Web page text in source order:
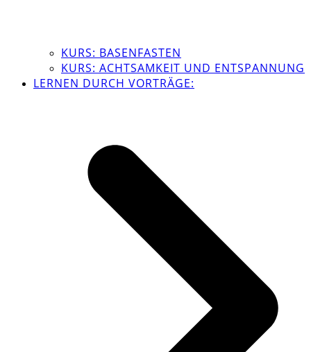
KURS: BASENFASTEN
KURS: ACHTSAMKEIT UND ENTSPANNUNG
LERNEN DURCH VORTRÄGE: